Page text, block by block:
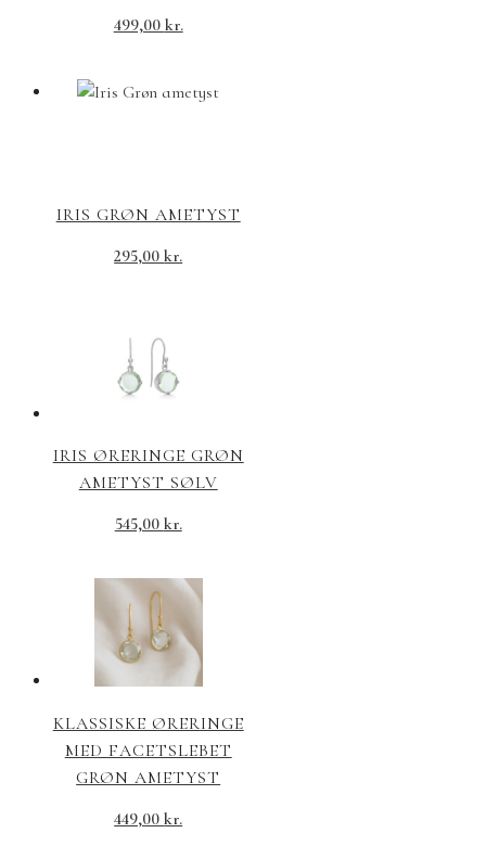
499,00 kr.
IRIS GRØN AMETYST
295,00kr.
IRIS ØRERINGE GRØN
AMETYST SØLV
545,00 kr.
KLASSISKE ØRERINGE
MED FACETSLEBET
GRØN AMETYST
449,00kr.